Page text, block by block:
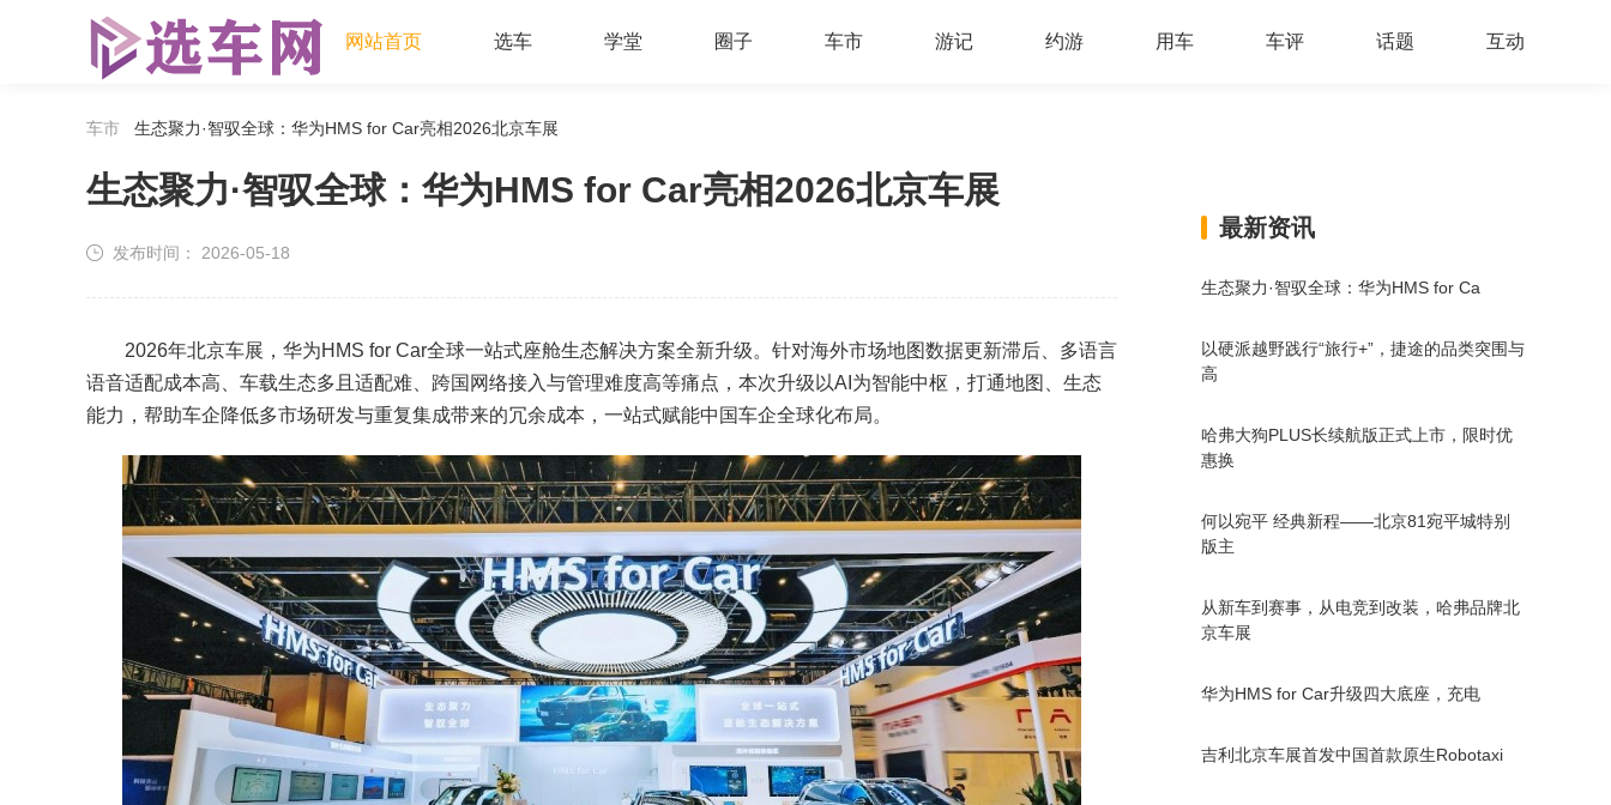
网站首页 选车 学堂 圈子 车市 游记 约游 用车 车评 话题 互动
车市 生态聚力·智驭全球：华为HMS for Car亮相2026北京车展
生态聚力·智驭全球：华为HMS for Car亮相2026北京车展
发布时间： 2026-05-18
2026年北京车展，华为HMS for Car全球一站式座舱生态解决方案全新升级。针对海外市场地图数据更新滞后、多语言
语音适配成本高、车载生态多且适配难、跨国网络接入与管理难度高等痛点，本次升级以AI为智能中枢，打通地图、生态
能力，帮助车企降低多市场研发与重复集成带来的冗余成本，一站式赋能中国车企全球化布局。
最新资讯
生态聚力·智驭全球：华为HMS for Ca
以硬派越野践行“旅行+”，捷途的品类突围与
高
哈弗大狗PLUS长续航版正式上市，限时优
惠换
何以宛平 经典新程——北京81宛平城特别
版主
从新车到赛事，从电竞到改装，哈弗品牌北
京车展
华为HMS for Car升级四大底座，充电
吉利北京车展首发中国首款原生Robotaxi